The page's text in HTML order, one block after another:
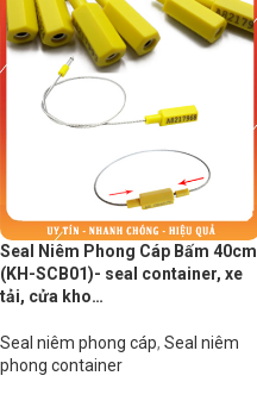
Seal Niêm Phong Cáp Bấm 40cm
(KH-SCB01)- seal container, xe
tải, cửa kho…
Seal niêm phong cáp, Seal niêm
phong container